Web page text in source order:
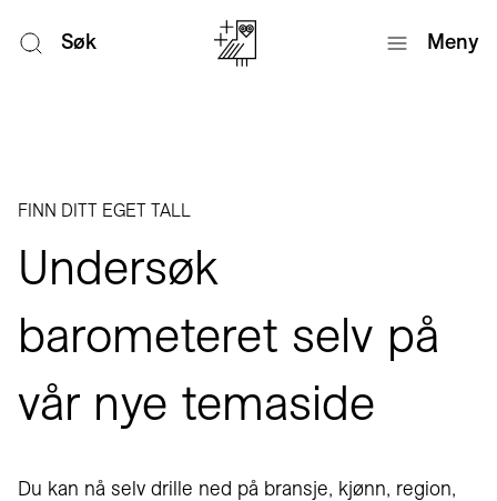
Søk Meny
FINN DITT EGET TALL
Undersøk
barometeret selv på
vår nye temaside
Du kan nå selv drille ned på bransje, kjønn, region,